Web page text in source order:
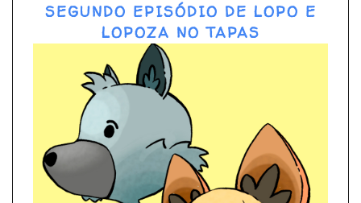
SEGUNDO EPISÓDIO DE LOPO E
LOPOZA NO TAPAS